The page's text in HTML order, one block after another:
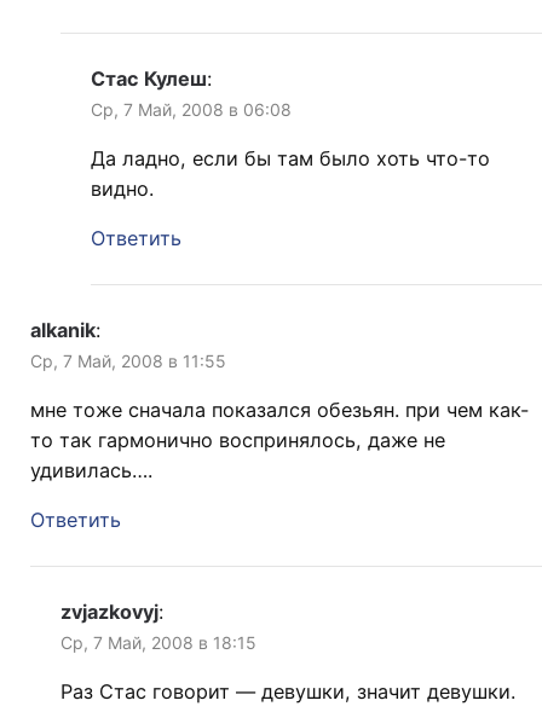
Стас Кулеш:
Ср, 7 Май, 2008 в 06:08
Да ладно, если бы там было хоть что-то
видно.
Ответить
alkanik:
Ср, 7 Май, 2008 в 11:55
мне тоже сначала показался обезьян. при чем как-
то так гармонично воспринялось, даже не
удивилась….
Ответить
zvjazkovyj:
Ср, 7 Май, 2008 в 18:15
Раз Стас говорит — девушки, значит девушки.